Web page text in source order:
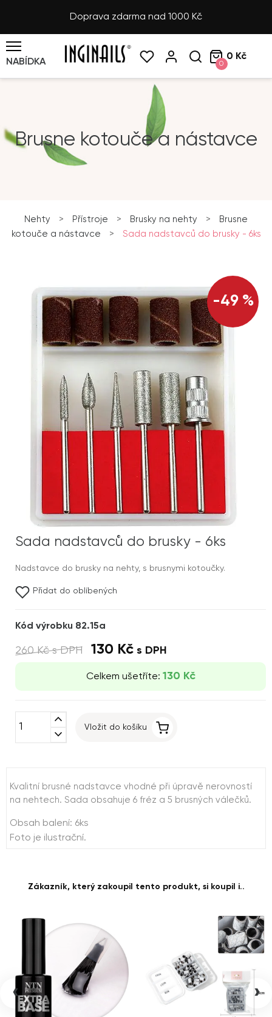
Doprava zdarma nad 1000 Kč
NABÍDKA 0
0 Kč
Brusne kotouče a nástavce
Nehty > Přístroje > Brusky na nehty >
Brusne
kotouče a nástavce
> Sada nadstavců do brusky - 6ks
-49 %
Sada nadstavců do brusky - 6ks
Nadstavce do brusky na nehty, s brusnymi kotoučky.
Přidat do oblíbených
Kód výrobku 82.15a
260 Kčs DPH 130 Kč s DPH
Celkem ušetříte: 130 Kč
expand_less
expand_more
Vložit do košíku
Kvalitní brusné nadstavce vhodné při úpravě nerovností
na nehtech. Sada obsahuje 6 fréz a 5 brusných válečků.
Obsah balení: 6ks
Foto je ilustrační.
Zákazník, který zakoupil tento produkt, si koupil i..
‹ ›